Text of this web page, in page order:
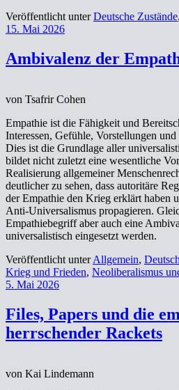
Veröffentlicht unterDeutsche Zustände,
Ambivalenz der
15. Mai 2026
von Tsafrir Cohen
Empathie ist die Fähigkeit und
Interessen, Gefühle, Vorstellungen
Dies ist die Grundlage aller
bildet nicht zuletzt eine wesentliche
Realisierung allgemeiner
deutlicher zu sehen, dass autoritäre
der Empathie den Krieg erklärt haben
Anti-Universalismus propagieren.
Empathiebegriff aber auch eine
universalistisch eingesetzt werden.
Veröffentlicht unterAllgemein,
Krieg und Frieden, Neoliberalismus
Files, Papers und die
herrschender Rackets
5. Mai 2026
von Kai Lindemann